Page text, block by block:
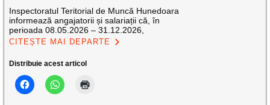
Inspectoratul Teritorial de Muncă Hunedoara
informează angajatorii și salariații că, în
perioada 08.05.2026 – 31.12.2026,
CITEȘTE MAI DEPARTE
Distribuie acest articol